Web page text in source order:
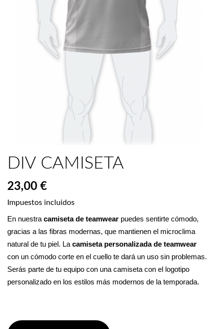
DIV CAMISETA
23,00 €
Impuestos incluidos
En nuestra camiseta de teamwear puedes sentirte cómodo,
gracias a las fibras modernas, que mantienen el microclima
natural de tu piel. La
con un cómodo corte en el cuello te dará un uso sin problemas.
Serás parte de tu equipo con una camiseta con el logotipo
personalizado en los estilos más modernos de la temporada.